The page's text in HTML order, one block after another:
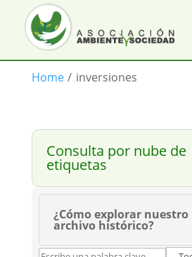
Home / inversiones
Consulta por nube de
etiquetas
¿Cómo explorar nuestro
archivo histórico?